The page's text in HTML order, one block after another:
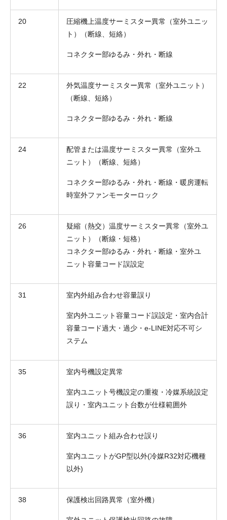
20
圧縮機上温度サーミスター異常（室外ユニッ
ト）（断線、短絡）
コネクター部ゆるみ・外れ・断線
22
外気温度サーミスター異常（室外ユニット）
（断線、短絡）
コネクター部ゆるみ・外れ・断線
24
配管または温度サーミスター異常（室外ユ
ニット）（断線、短絡）
コネクター部ゆるみ・外れ・断線・暖房運転
時室外ファンモーターロック
26
疑縮（熱交）温度サーミスター異常（室外ユ
ニット）（断線・短格）
コネクター部ゆるみ・外れ・断線・室外ユ
ニット容量コード誤設定
31 室内外組み合わせ容量誤り
室内外ユニット容量コード誤設定・室内合計
容量コード過大・過少・e-LINE対応不可シ
ステム
35 室内号機設定異常
室内ユニット号機設定の重複・冷媒系統設定
誤り・室内ユニット台数が仕様範囲外
36 室内ユニット組み合わせ誤り
室内ユニットがGP型以外(冷媒R32対応機種
以外)
38 保護検出回路異常（室外機）
メールアドレス
お問合せ内容
(ご選択ください)
工事お見積り依頼
機器お見積り依頼
その他